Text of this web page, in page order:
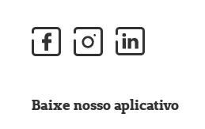
Baixe nosso aplicativo